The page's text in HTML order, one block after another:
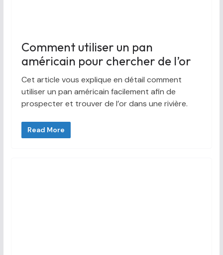
Comment utiliser un pan
américain pour chercher de l’or
Cet article vous explique en détail comment
utiliser un pan américain facilement afin de
prospecter et trouver de l’or dans une rivière.
Read More